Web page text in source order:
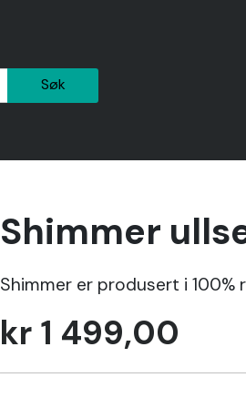
Søk
Shimmer
Shimmer er produsert i 100%
kr 1 499,00